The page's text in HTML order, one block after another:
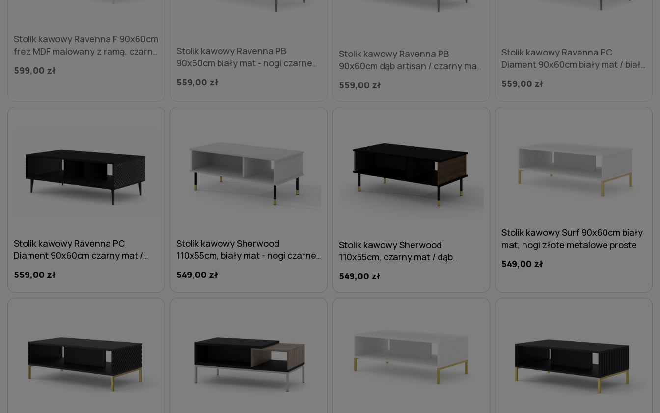
Stolik kawowy Ravenna F 90x60cm
frez MDF malowany z ramą, czarny
proste
599,00 zł
Stolik kawowy Ravenna PB
90x60cm biały mat - nogi czarne
559,00 zł
Stolik kawowy Ravenna PB
90x60cm dąb artisan / czarny mat
559,00 zł
Stolik kawowy Ravenna PC
Diament 90x60cm biały mat / biały
szpilka
559,00 zł
Stolik kawowy Ravenna PC
Diament 90x60cm czarny mat /
metalowe szpilka
559,00 zł
Stolik kawowy Sherwood
110x55cm, biały mat - nogi czarne
549,00 zł
Stolik kawowy Sherwood
110x55cm, czarny mat / dąb
złotymi akcentami
549,00 zł
Stolik kawowy Surf 90x60cm biały
mat, nogi złote metalowe proste
549,00 zł